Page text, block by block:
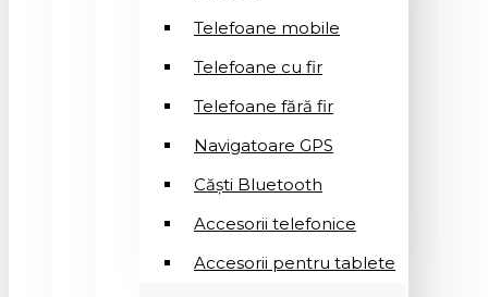
Telefoane mobile
Telefoane cu fir
Telefoane fără fir
Navigatoare GPS
Căști Bluetooth
Accesorii telefonice
Accesorii pentru tablete